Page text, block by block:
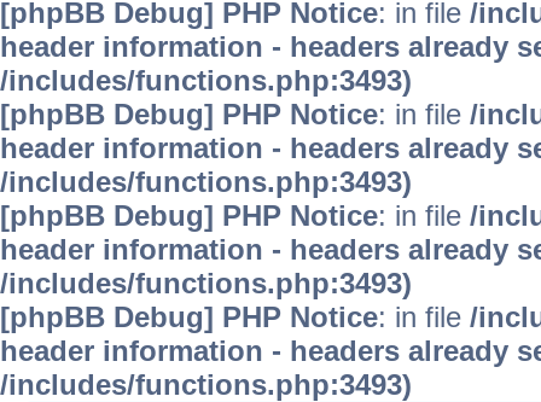
[phpBB Debug] PHP Notice: in file /
header information - headers already
/includes/functions.php:3493)
[phpBB Debug] PHP Notice: in file /
header information - headers already
/includes/functions.php:3493)
[phpBB Debug] PHP Notice: in file /
header information - headers already
/includes/functions.php:3493)
[phpBB Debug] PHP Notice: in file /
header information - headers already
/includes/functions.php:3493)